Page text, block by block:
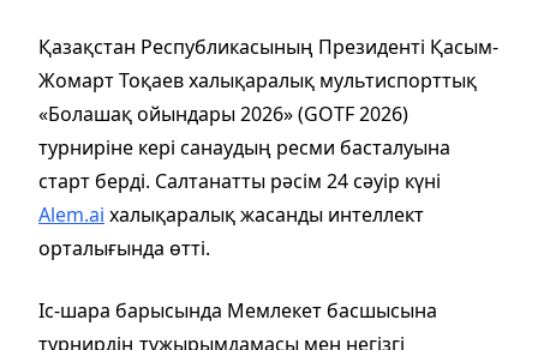
Қазақстан Республикасының Президенті Қасым-
Жомарт Тоқаев халықаралық мультиспорттық
«Болашақ ойындары 2026» (GOTF 2026)
турниріне кері санаудың ресми басталуына
старт берді. Салтанатты рәсім 24 сәуір күні
Alem.ai халықаралық жасанды интеллект
орталығында өтті.
Іс-шара барысында Мемлекет басшысына
турнирдің тұжырымдамасы мен негізгі